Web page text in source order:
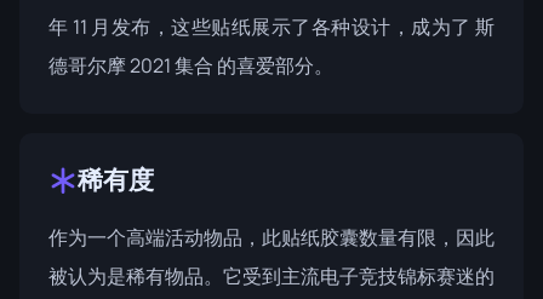
年 11 月发布，这些贴纸展示了各种设计，成为了 斯
德哥尔摩 2021 集合 的喜爱部分。
稀有度
作为一个高端活动物品，此贴纸胶囊数量有限，因此
被认为是稀有物品。它受到主流电子竞技锦标赛迷的